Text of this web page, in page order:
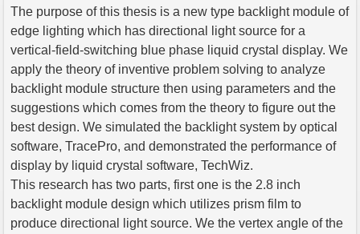
The purpose of this thesis is a new type backlight module of
edge lighting which has directional light source for a
vertical-field-switching blue phase liquid crystal display. We
apply the theory of inventive problem solving to analyze
backlight module structure then using parameters and the
suggestions which comes from the theory to figure out the
best design. We simulated the backlight system by optical
software, TracePro, and demonstrated the performance of
display by liquid crystal software, TechWiz.
This research has two parts, first one is the 2.8 inch
backlight module design which utilizes prism film to
produce directional light source. We the vertex angle of the